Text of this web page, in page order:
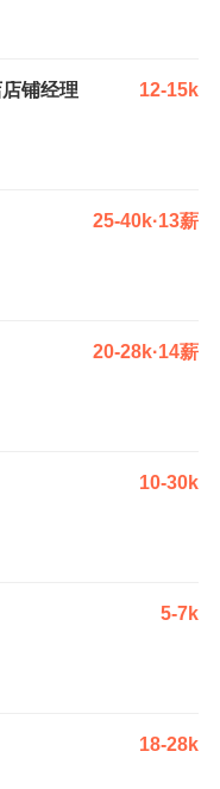
铺经理 12-15k
25-40k·13薪
20-28k·14薪
10-30k
5-7k
18-28k